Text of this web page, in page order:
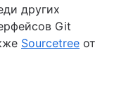
Maven при
навык получения
других
Git
Sourcetree от